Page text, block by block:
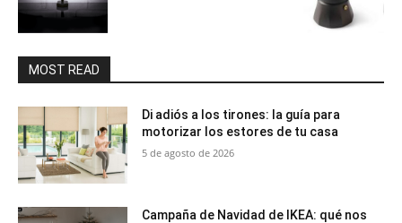
MOST READ
Di adiós a los tirones: la guía para
motorizar los estores de tu casa
5 de agosto de 2026
Campaña de Navidad de IKEA: qué nos